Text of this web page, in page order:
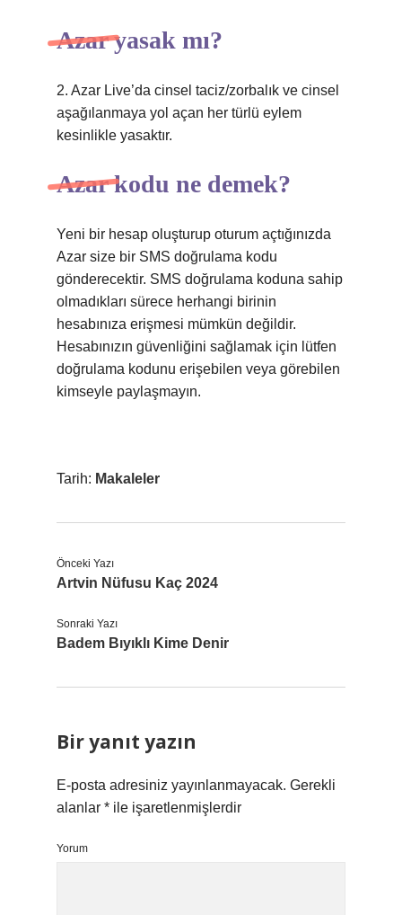
Azar yasak mı?
2. Azar Live’da cinsel taciz/zorbalık ve cinsel
aşağılanmaya yol açan her türlü eylem
kesinlikle yasaktır.
Azar kodu ne demek?
Yeni bir hesap oluşturup oturum açtığınızda
Azar size bir SMS doğrulama kodu
gönderecektir. SMS doğrulama koduna sahip
olmadıkları sürece herhangi birinin
hesabınıza erişmesi mümkün değildir.
Hesabınızın güvenliğini sağlamak için lütfen
doğrulama kodunu erişebilen veya görebilen
kimseyle paylaşmayın.
Tarih: Makaleler
Önceki Yazı
Artvin Nüfusu Kaç 2024
Sonraki Yazı
Badem Bıyıklı Kime Denir
Bir yanıt yazın
E-posta adresiniz yayınlanmayacak. Gerekli
alanlar * ile işaretlenmişlerdir
Yorum